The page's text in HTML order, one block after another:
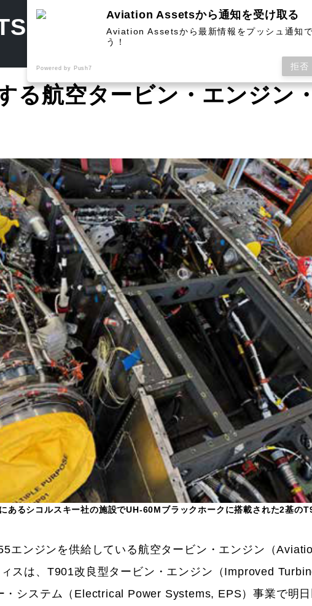
RISK
る航空タービン・エンジン
あるシコルスキー社の施設でUH-60Mブラックホークに搭載された2基の
エンジンを供給している航空タービン・エンジン（
スは、T901改良型タービン・エンジン（Improved
・システム（Electrical Power Systems, EPS）事業で明日
Aviation Assetsから通知を受け取る
Aviation Assetsから最新情報をプッシュ通知
う！
Powered by Push7 拒否